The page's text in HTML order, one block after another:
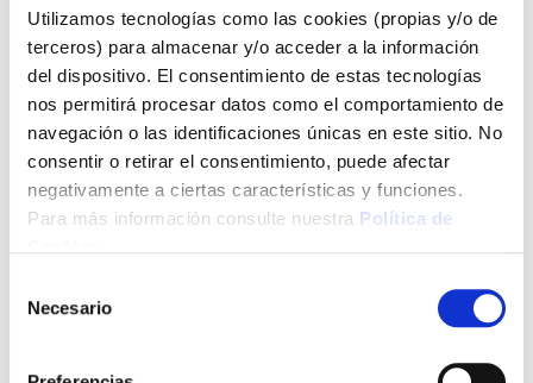
Utilizamos tecnologías como las cookies (propias y/o de
terceros) para almacenar y/o acceder a la información
del dispositivo. El consentimiento de estas tecnologías
nos permitirá procesar datos como el comportamiento de
navegación o las identificaciones únicas en este sitio. No
consentir o retirar el consentimiento, puede afectar
negativamente a ciertas características y funciones.
Para más información consulte nuestra Política de
Necesario